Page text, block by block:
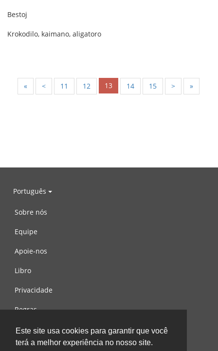
Este site usa cookies para garantir que você
terá a melhor experiência no nosso site.
Bestoj
Krokodilo, kaimano, aligatoro
« < 11 12 13 14 15 > »
Português
Sobre nós
Equipe
Apoie-nos
Libro
Privacidade
Regras
Contacte-nos